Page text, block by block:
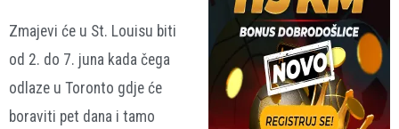
Zmajevi će u St. Louisu biti
od 2. do 7. juna kada čega
odlaze u Toronto gdje će
boraviti pet dana i tamo